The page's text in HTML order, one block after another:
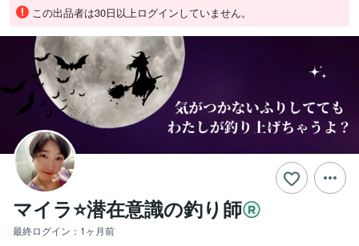
この出品者は30日以上ログインしていません。
マイラ⭐️潜在意識の釣り師
最終ログイン： 1ヶ月前